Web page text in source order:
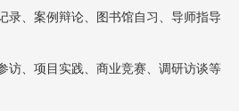
录、案例辩论、图书馆自习、导师指导
访、项目实践、商业竞赛、调研访谈等